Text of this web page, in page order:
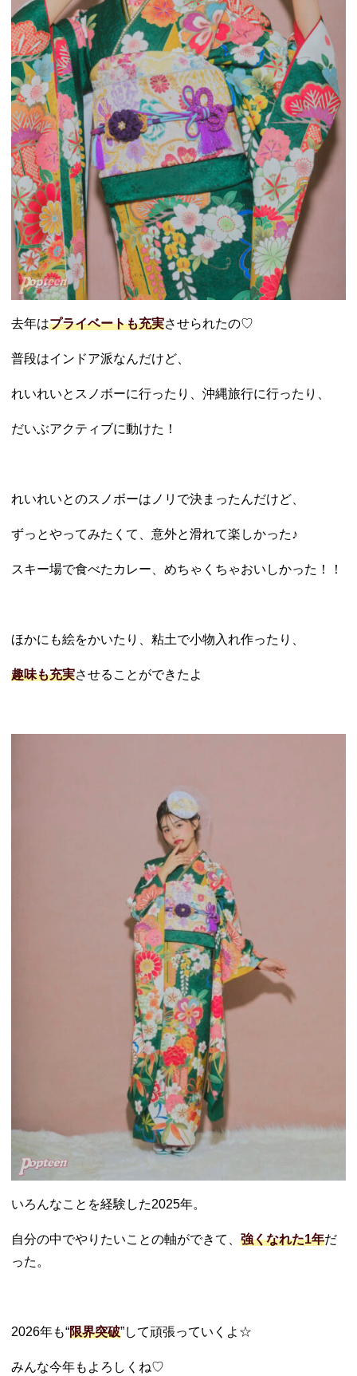
去年はプライベートも充実させられたの♡
普段はインドア派なんだけど、
れいれいとスノボーに行ったり、沖縄旅行に行ったり、
だいぶアクティブに動けた！
れいれいとのスノボーはノリで決まったんだけど、
ずっとやってみたくて、意外と滑れて楽しかった♪
スキー場で食べたカレー、めちゃくちゃおいしかった！！
ほかにも絵をかいたり、粘土で小物入れ作ったり、
趣味も充実させることができたよ
いろんなことを経験した2025年。
自分の中でやりたいことの軸ができて、 強くなれた1年だ
った。
2026年も“限界突破”して頑張っていくよ☆
みんな今年もよろしくね♡